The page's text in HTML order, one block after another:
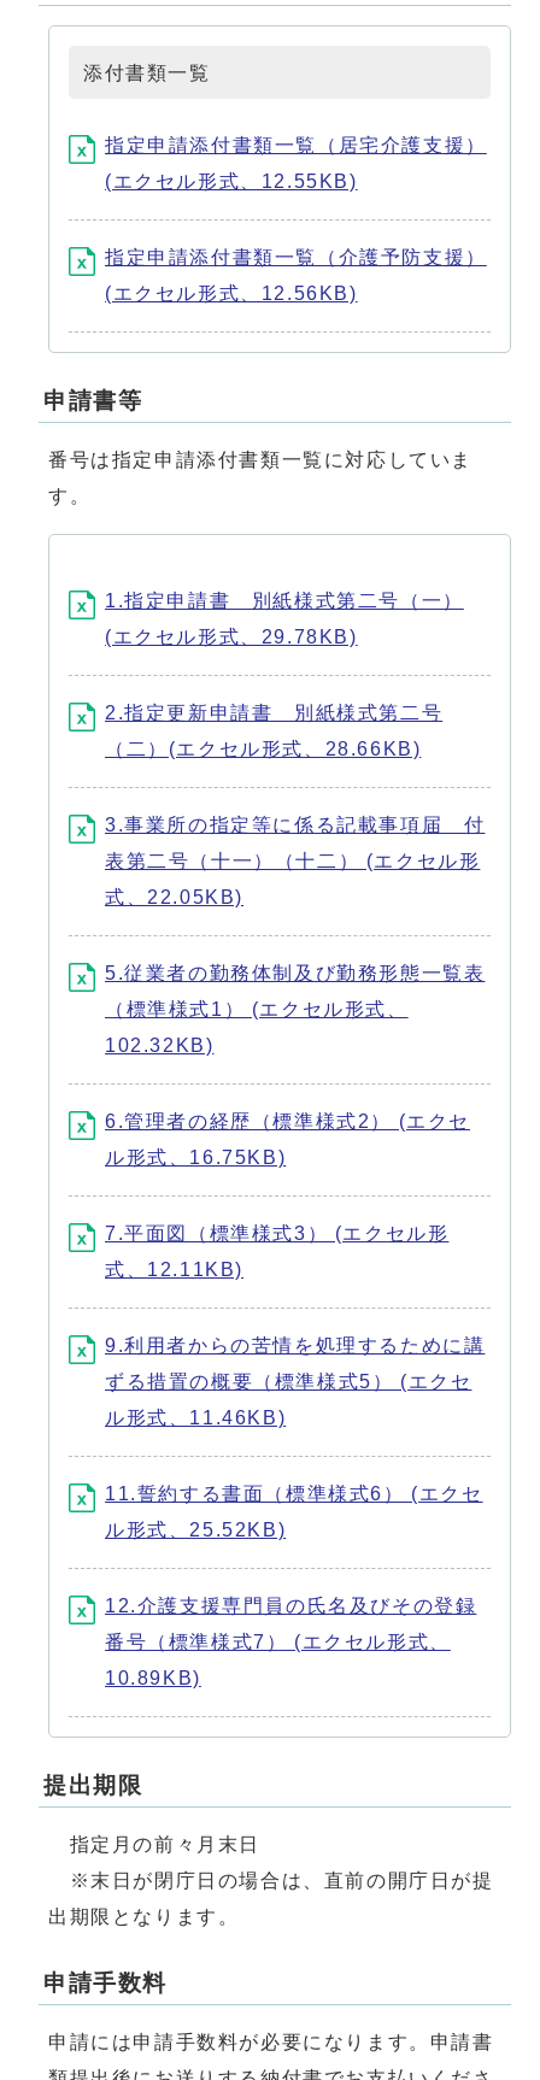
添付書類一覧
指定申請添付書類一覧（居宅介護支援）
(エクセル形式、12.55KB)
指定申請添付書類一覧（介護予防支援）
(エクセル形式、12.56KB)
申請書等
番号は指定申請添付書類一覧に対応していま
す。
1.指定申請書 別紙様式第二号（一）
(エクセル形式、29.78KB)
2.指定更新申請書 別紙様式第二号
（二）(エクセル形式、28.66KB)
3.事業所の指定等に係る記載事項届 付
表第二号（十一）（十二） (エクセル形
式、22.05KB)
5.従業者の勤務体制及び勤務形態一覧表
（標準様式1） (エクセル形式、
102.32KB)
6.管理者の経歴（標準様式2） (エクセ
ル形式、16.75KB)
7.平面図（標準様式3） (エクセル形
式、12.11KB)
9.利用者からの苦情を処理するために講
ずる措置の概要（標準様式5） (エクセ
ル形式、11.46KB)
11.誓約する書面（標準様式6） (エクセ
ル形式、25.52KB)
12.介護支援専門員の氏名及びその登録
番号（標準様式7） (エクセル形式、
10.89KB)
提出期限
指定月の前々月末日
※末日が閉庁日の場合は、直前の開庁日が提
出期限となります。
申請手数料
申請には申請手数料が必要になります。申請書